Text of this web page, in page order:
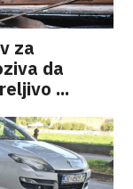
za
da
...